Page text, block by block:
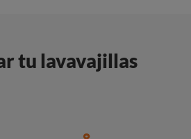
tu lavavajillas